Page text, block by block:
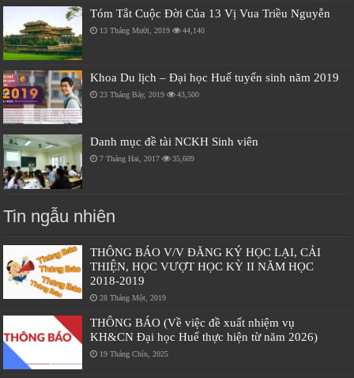
Tóm Tắt Cuộc Đời Của 13 Vị Vua Triều Nguyễn
13 Tháng Mười, 2019 44,140
Khoa Du lịch – Đại học Huế tuyển sinh năm 2019
23 Tháng Bảy, 2019 43,500
Danh mục đề tài NCKH Sinh viên
7 Tháng Hai, 2017 35,609
Tin ngẫu nhiên
THÔNG BÁO V/V ĐĂNG KÝ HỌC LẠI, CẢI
THIỆN, HỌC VƯỢT HỌC KỲ II NĂM HỌC
2018-2019
28 Tháng Một, 2019
THÔNG BÁO (Về việc đề xuất nhiệm vụ
KH&CN Đại học Huế thực hiện từ năm 2026)
19 Tháng Chín, 2025